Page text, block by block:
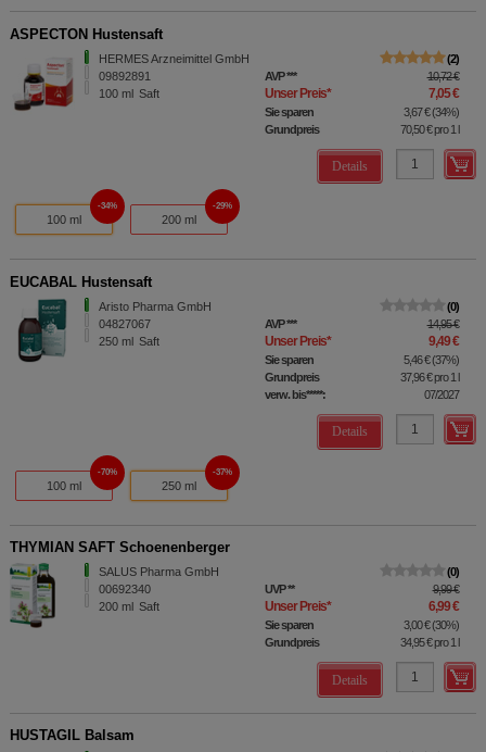
ASPECTON Hustensaft
HERMES Arzneimittel GmbH
09892891
100 ml Saft
2
AVP*** 10,72 €
Unser Preis* 7,05 €
Sie sparen 3,67 €(34%)
Grundpreis
70,50 €pro 1 l
Details
100 ml
34%
200 ml
29%
EUCABAL Hustensaft
Aristo Pharma GmbH
04827067
250 ml Saft
0
AVP*** 14,95 €
Unser Preis* 9,49 €
Sie sparen 5,46 €(37%)
Grundpreis
37,96 €pro 1 l
verw. bis*****:
07/2027
Details
100 ml
70%
250 ml
37%
THYMIAN SAFT Schoenenberger
SALUS Pharma GmbH
00692340
200 ml Saft
0
UVP** 9,99 €
Unser Preis* 6,99 €
Sie sparen 3,00 €(30%)
Grundpreis
34,95 €pro 1 l
Details
HUSTAGIL Balsam